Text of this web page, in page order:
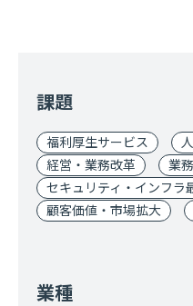
課題
福利厚生サービス
経営・業務改革
業
セキュリティ・インフラ
顧客価値・市場拡大
業種